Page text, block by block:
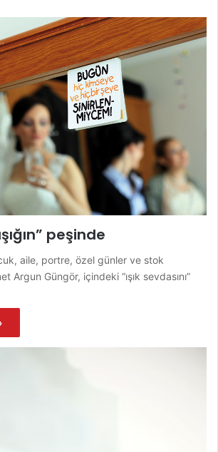
peşinde
aile, portre, özel günler ve stok
Argun Güngör, içindeki “ışık sevdasını”